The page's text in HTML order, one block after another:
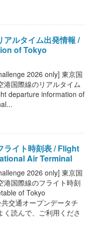
アルタイム出発情報 /
of Tokyo
2026 only] 東京国
港国際線のリアルタイム
departure information of
ライト時刻表 / Flight
Air Terminal
2026 only] 東京国
港国際線のフライト時刻
of Tokyo
交通オープンデータチ
く読んで、ご利用くださ